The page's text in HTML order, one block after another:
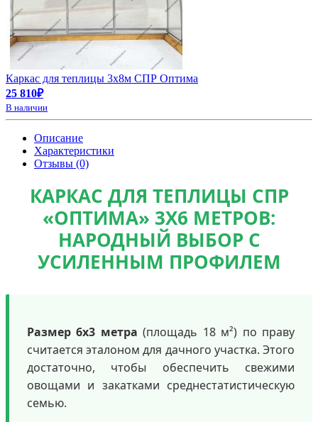
Каркас для теплицы 3х8м СПР Оптима
25 810₽
В наличии
Описание
Характеристики
Отзывы (0)
КАРКАС ДЛЯ ТЕПЛИЦЫ СПР
«ОПТИМА» 3Х6 МЕТРОВ:
НАРОДНЫЙ ВЫБОР С
УСИЛЕННЫМ ПРОФИЛЕМ
Размер 6х3 метра (площадь 18 м²) по праву
считается эталоном для дачного участка. Этого
достаточно, чтобы обеспечить свежими
овощами и закатками среднестатистическую
семью.